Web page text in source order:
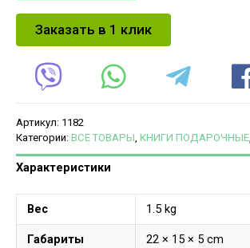
Заказать в 1 клик
Артикул: 1182
Категории: ВСЕ ТОВАРЫ КНИГИ ПОДАРОЧНЫЕ
Характеристики
Вес 1.5 kg
Габариты 22 × 15 × 5 cm